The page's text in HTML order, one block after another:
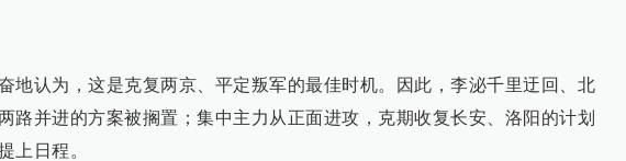
地认为，这是克复两京、平定叛军的最佳时机。因此，李泌千里迂回、北
路并进的方案被搁置；集中主力从正面进攻，克期收复长安、洛阳的计划
上日程。